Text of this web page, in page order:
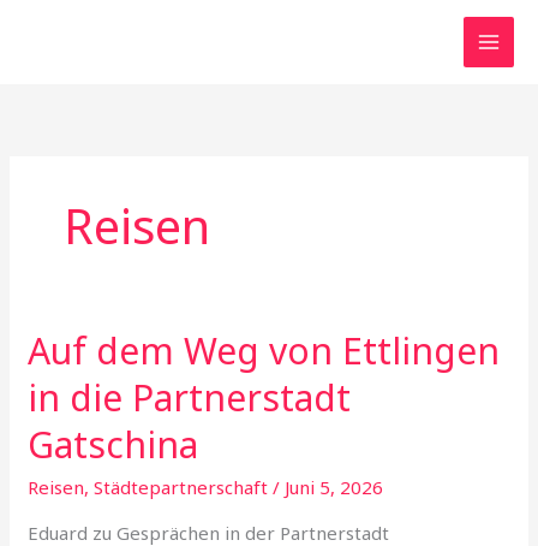
Reisen
Auf dem Weg von Ettlingen
in die Partnerstadt
Gatschina
Reisen,Städtepartnerschaft / Juni 5, 2026
Eduard zu Gesprächen in der Partnerstadt
Auf
dem
Weg
von
Ettlingen
in